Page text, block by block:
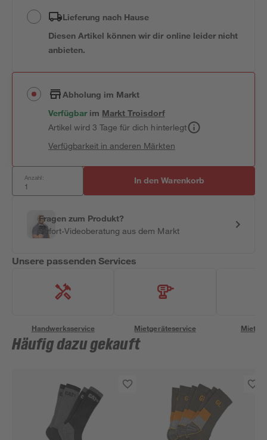
Lieferung nach Hause
Diesen Artikel können wir dir online leider nicht
anbieten.
Abholung im Markt
Verfügbar im MarktTroisdorf
Artikel wird 3 Tage für dich hinterlegt
Verfügbarkeit in anderen Märkten
Anzahl: In den Warenkorb
Fragen zum Produkt?
Sofort-Videoberatung aus dem Markt
Unsere passenden Services
Handwerksservice Mietgeräteservice
Häufig dazu gekauft